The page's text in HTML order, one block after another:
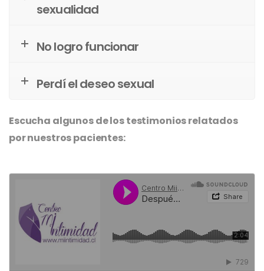
sexualidad
No logro funcionar
Perdí el deseo sexual
Escucha algunos de los testimonios relatados
por nuestros pacientes: